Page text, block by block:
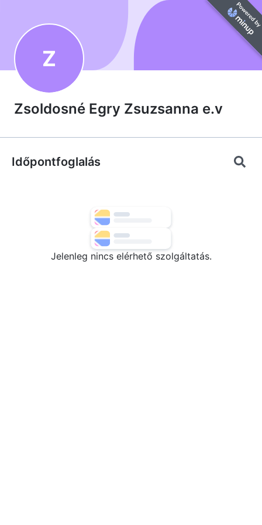
Z
Zsoldosné Egry Zsuzsanna e.v
Időpontfoglalás
Jelenleg nincs elérhető szolgáltatás.